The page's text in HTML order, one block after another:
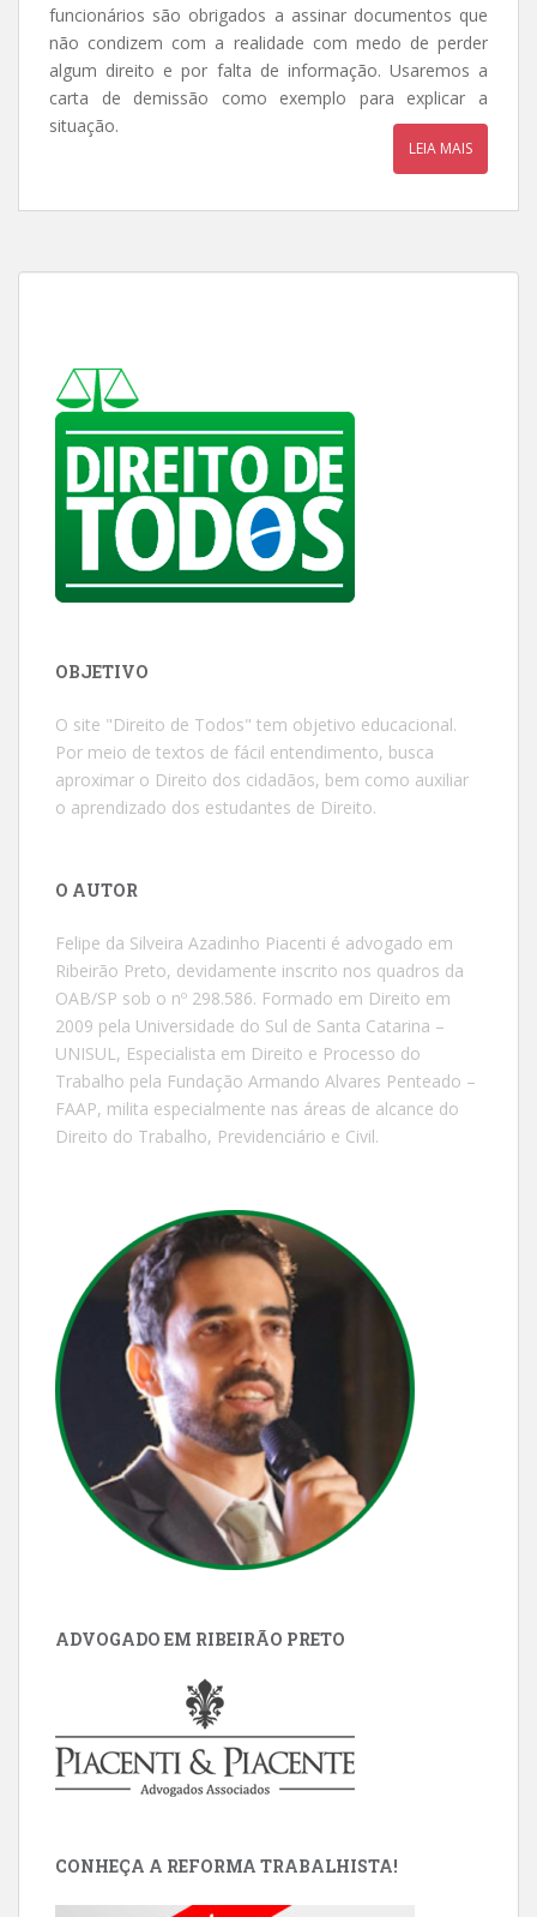
funcionários são obrigados a assinar documentos que
não condizem com a realidade com medo de perder
algum direito e por falta de informação. Usaremos a
carta de demissão como exemplo para explicar a
situação.
LEIA MAIS
OBJETIVO
O site "Direito de Todos" tem objetivo educacional.
Por meio de textos de fácil entendimento, busca
aproximar o Direito dos cidadãos, bem como auxiliar
o aprendizado dos estudantes de Direito.
O AUTOR
Felipe da Silveira Azadinho Piacenti é advogado em
Ribeirão Preto, devidamente inscrito nos quadros da
OAB/SP sob o nº 298.586. Formado em Direito em
2009 pela Universidade do Sul de Santa Catarina –
UNISUL, Especialista em Direito e Processo do
Trabalho pela Fundação Armando Alvares Penteado –
FAAP, milita especialmente nas áreas de alcance do
Direito do Trabalho, Previdenciário e Civil.
ADVOGADO EM RIBEIRÃO PRETO
CONHEÇA A REFORMA TRABALHISTA!